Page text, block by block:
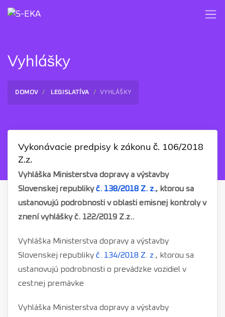
Vyhlášky
DOMOV LEGISLATÍVA VYHLÁŠKY
Vykonávacie predpisy k zákonu č. 106/2018
Z.z.
Vyhláška Ministerstva dopravy a výstavby
Slovenskej republikyč. 138/2018 Z. z., ktorou sa
ustanovujú podrobnosti v oblasti emisnej kontroly v
znení vyhlášky č. 122/2019 Z.z..
Vyhláška Ministerstva dopravy a výstavby
Slovenskej republiky č. 134/2018 Z. z ., ktorou sa
ustanovujú podrobnosti o prevádzke vozidiel v
cestnej premávke
Vyhláška Ministerstva dopravy a výstavby